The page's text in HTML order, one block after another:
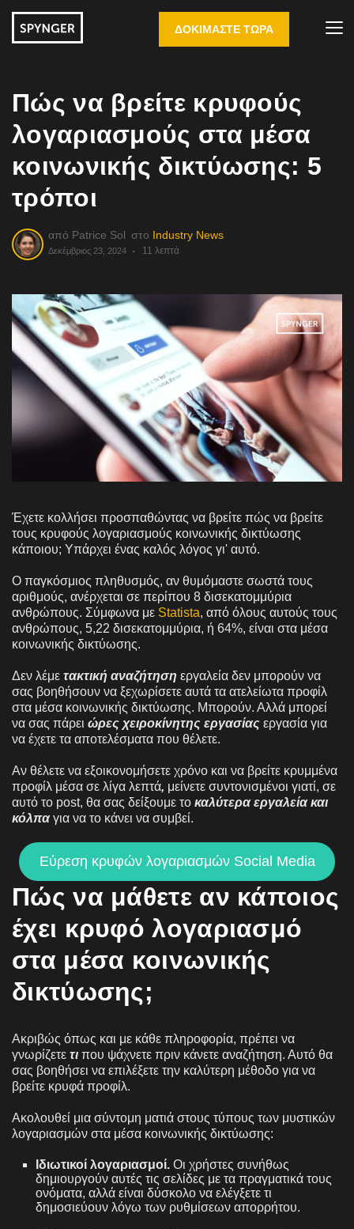
ΔΟΚΙΜΆΣΤΕ ΤΏΡΑ
Πώς να βρείτε κρυφούς
λογαριασμούς στα μέσα
κοινωνικής δικτύωσης: 5
τρόποι
από Patrice Sol στο Industry News
Δεκέμβριος 23, 2024 11 λεπτά
Έχετε κολλήσει προσπαθώντας να βρείτε πώς να βρείτε
τους κρυφούς λογαριασμούς κοινωνικής δικτύωσης
κάποιου; Υπάρχει ένας καλός λόγος γι' αυτό.
Ο παγκόσμιος πληθυσμός, αν θυμόμαστε σωστά τους
αριθμούς, ανέρχεται σε περίπου 8 δισεκατομμύρια
ανθρώπους. Σύμφωνα με Statista, από όλους αυτούς τους
ανθρώπους, 5,22 δισεκατομμύρια, ή 64%, είναι στα μέσα
κοινωνικής δικτύωσης.
Δεν λέμε τακτική αναζήτηση εργαλεία δεν μπορούν να
σας βοηθήσουν να ξεχωρίσετε αυτά τα ατελείωτα προφίλ
στα μέσα κοινωνικής δικτύωσης. Μπορούν. Αλλά μπορεί
να σας πάρει ώρες χειροκίνητης εργασίας εργασία για
να έχετε τα αποτελέσματα που θέλετε.
Αν θέλετε να εξοικονομήσετε χρόνο και να βρείτε κρυμμένα
προφίλ μέσα σε λίγα λεπτά, μείνετε συντονισμένοι γιατί, σε
αυτό το post, θα σας δείξουμε το καλύτερα εργαλεία και
κόλπαγια να το κάνει να συμβεί.
Εύρεση κρυφών λογαριασμών Social Media
Πώς να μάθετε αν κάποιος
έχει κρυφό λογαριασμό
στα μέσα κοινωνικής
δικτύωσης;
Ακριβώς όπως και με κάθε πληροφορία, πρέπει να
γνωρίζετε τι που ψάχνετε πριν κάνετε αναζήτηση. Αυτό θα
σας βοηθήσει να επιλέξετε την καλύτερη μέθοδο για να
βρείτε κρυφά προφίλ.
Ακολουθεί μια σύντομη ματιά στους τύπους των μυστικών
λογαριασμών στα μέσα κοινωνικής δικτύωσης:
Ιδιωτικοί λογαριασμοί. Οι χρήστες συνήθως
δημιουργούν αυτές τις σελίδες με τα πραγματικά τους
ονόματα, αλλά είναι δύσκολο να ελέγξετε τι
δημοσιεύουν λόγω των ρυθμίσεων απορρήτου.